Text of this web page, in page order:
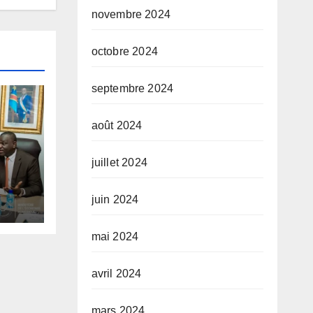
novembre 2024
octobre 2024
septembre 2024
août 2024
juillet 2024
juin 2024
mai 2024
avril 2024
mars 2024